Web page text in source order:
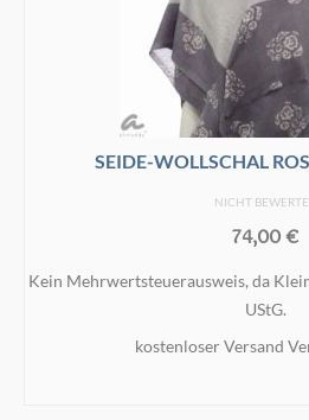
SEIDE-WOLLSCHAL
NICHT
74,00€
Kein Mehrwertsteuerausweis, da
UStG.
kostenloser Versand